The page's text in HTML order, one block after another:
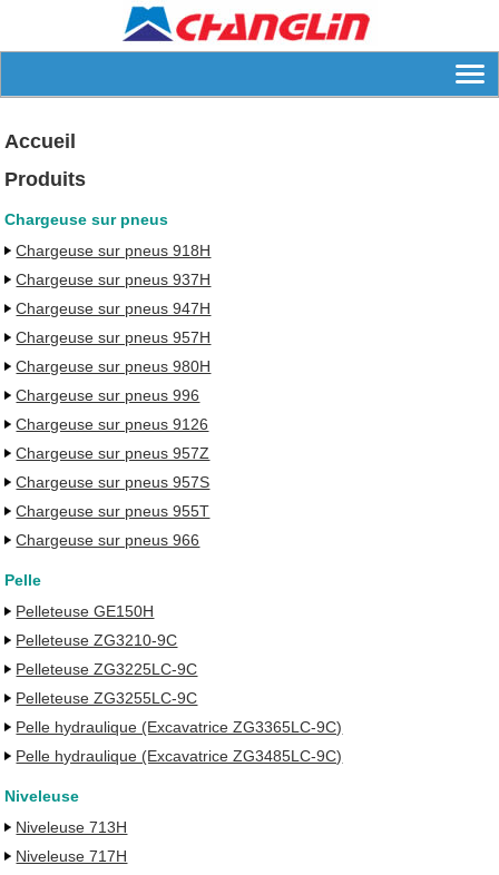
Accueil
Produits
Chargeuse sur pneus
Chargeuse sur pneus 918H
Chargeuse sur pneus 937H
Chargeuse sur pneus 947H
Chargeuse sur pneus 957H
Chargeuse sur pneus 980H
Chargeuse sur pneus 996
Chargeuse sur pneus 9126
Chargeuse sur pneus 957Z
Chargeuse sur pneus 957S
Chargeuse sur pneus 955T
Chargeuse sur pneus 966
Pelle
Pelleteuse GE150H
Pelleteuse ZG3210-9C
Pelleteuse ZG3225LC-9C
Pelleteuse ZG3255LC-9C
Pelle hydraulique (Excavatrice ZG3365LC-9C)
Pelle hydraulique (Excavatrice ZG3485LC-9C)
Niveleuse
Niveleuse 713H
Niveleuse 717H